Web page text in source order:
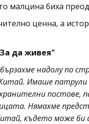
малцина биха
ценна, а
да живея"
надолу по
Имаше патрули
постове,
Нямахме
където може